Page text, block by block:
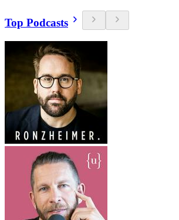
Top Podcasts